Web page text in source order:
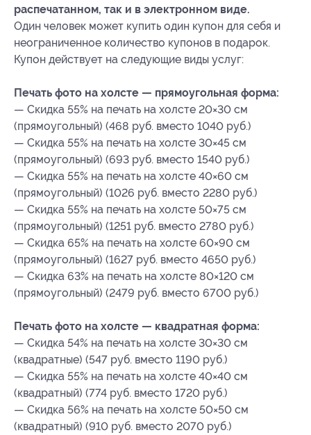
распечатанном, так и в электронном виде.
Один человек может купить один купон для себя и
неограниченное количество купонов в подарок.
Купон действует на следующие виды услуг:
Печать фото на холсте — прямоугольная форма:
— Скидка 55% на печать на холсте 20×30 см
(прямоугольный) (468 руб. вместо 1040 руб.)
— Скидка 55% на печать на холсте 30×45 см
(прямоугольный) (693 руб. вместо 1540 руб.)
— Скидка 55% на печать на холсте 40×60 см
(прямоугольный) (1026 руб. вместо 2280 руб.)
— Скидка 55% на печать на холсте 50×75 см
(прямоугольный) (1251 руб. вместо 2780 руб.)
— Скидка 65% на печать на холсте 60×90 см
(прямоугольный) (1627 руб. вместо 4650 руб.)
— Скидка 63% на печать на холсте 80×120 см
(прямоугольный) (2479 руб. вместо 6700 руб.)
Печать фото на холсте — квадратная форма:
— Скидка 54% на печать на холсте 30×30 см
(квадратные) (547 руб. вместо 1190 руб.)
— Скидка 55% на печать на холсте 40×40 см
(квадратный) (774 руб. вместо 1720 руб.)
— Скидка 56% на печать на холсте 50×50 см
(квадратный) (910 руб. вместо 2070 руб.)